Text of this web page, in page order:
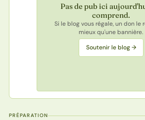
Pas de pub ici
comprend.
Si le blog vous régale, un don le
mieux qu'une bannière.
Soutenir le blog →
PRÉPARATION